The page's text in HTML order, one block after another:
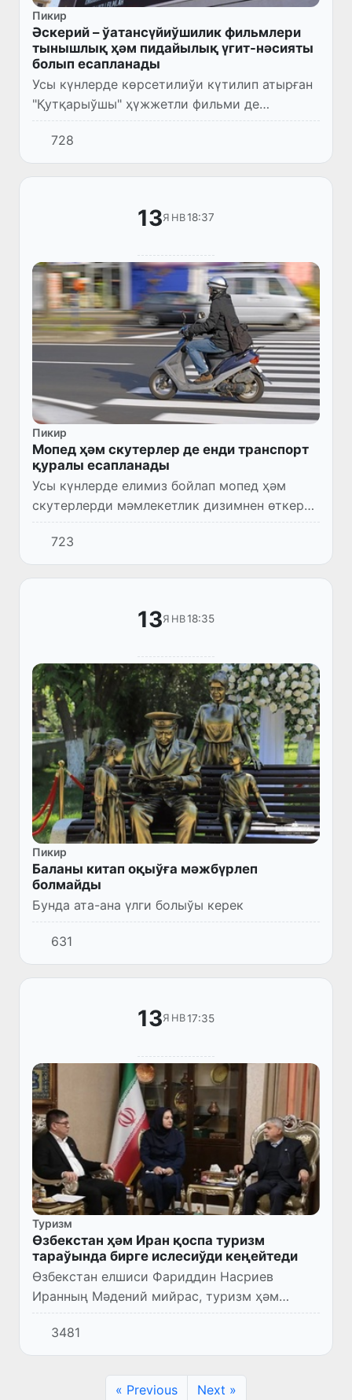
Пикир
Әскерий – ўатансүйиўшилик фильмлери
тынышлық ҳәм пидайылық үгит-нәсияты
болып есапланады
Усы күнлерде көрсетилиўи күтилип атырған
"Қутқарыўшы" ҳүжжетли фильми де
жасларды ўатанға садықлық руўхында
тәрбиялаўға хызмет етеди.
728
13ЯНВ18:37
Пикир
Мопед ҳәм скутерлер де енди транспорт
қуралы есапланады
Усы күнлерде елимиз бойлап мопед ҳәм
скутерлерди мәмлекетлик дизимнен өткериў
ҳәм оларға айрықша ажыратыўшы
мәмлекетлик номер белгилерин бериў
жумыслары орынланбақта.
723
13ЯНВ18:35
Пикир
Баланы китап оқыўға мәжбүрлеп
болмайды
Бунда ата-ана үлги болыўы керек
631
13ЯНВ17:35
Туризм
Өзбекстан ҳәм Иран қоспа туризм
тараўында бирге ислесиўди кеңейтеди
Өзбекстан елшиси Фариддин Насриев
Иранның Мәдений мийрас, туризм ҳәм
өнерментшилик министри Сейед Ризо
Солеҳи Амири менен ушырасыў өткерди.
3481
« Previous Next »